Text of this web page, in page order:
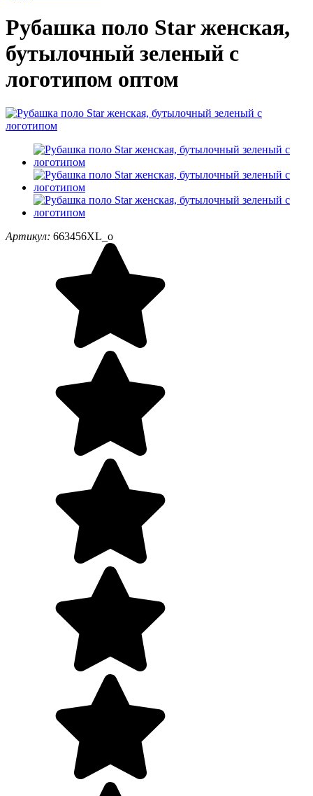
Рубашка поло Star женская,
бутылочный зеленый с
логотипом оптом
Артикул: 663456XL_o